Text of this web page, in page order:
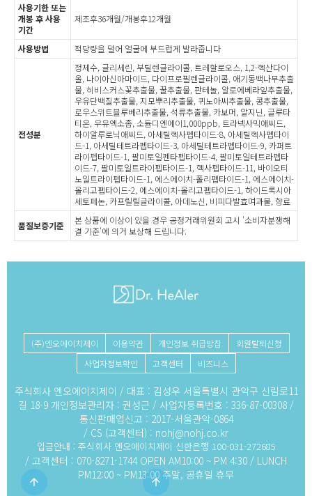
arrow_upward
사용기한 또는
개봉 후 사용
기간
제조후36개월/개봉후12개월
사용방법 적당량을 덜어 얼굴에 부드럽게 발라줍니다
전성분
정제수, 글리세린, 부틸렌글라이콜, 트레할로오스, 1,2-헥산다이
올, 나이아신아마이드, 다이프로필렌글라이콜, 애기동백나무추출
물, 히비스커스꽃추출물, 꿀추출물, 판테놀, 알로에베라잎추출물,
우유단백질추출물, 지모뿌리추출물, 퀴노아씨추출물, 콩추출물,
로우스위트블루베리추출물, 석류추출물, 카보머, 알지닌, 글루타
티온, 우유엑소좀, 소듐디엔에이1,000ppb, 트라넥사믹애씨드,
하이알루로닉애씨드, 아세틸헥사펩타이드-8, 아세틸헥사펩타이
드-1, 아세틸테트라펩타이드-3, 아세틸테트라펩타이드-9, 카퍼트
라이펩타이드-1, 팔미토일펜타펩타이드-4, 팔미토일테트라펩타
이드-7, 팔미토일트라이펩타이드-1, 헥사펩타이드-11, 바이오티
노일트라이펩타이드-1, 에스에이치-폴리펩타이드-1, 에스에이치-
올리고펩타이드-2, 에스에이치-올리고펩타이드-1, 하이드록시아
세토페논, 카프릴릴글라이콜, 아데노신, 비피다발효여과물, 향료
품질보증기준
본 상품에 이상이 있을 경우 공정거래위원회 고시 '소비자분쟁해
결 기준'에 의거 보상해 드립니다.
(주)엔오에이치제이 이용약관 개인정보 취급방침
회원탈퇴신청
사업자정보확인
고객센터 비즈니스
주식회사 엔오에이치제이 / 대표 : 김성우 서울특별시 관악구 신림로11
길 18-9 개인정보관리자 : 권성근 / 사업자등록번호 : 336-87-00308 /
통신판매업신고 : 2017-서울관악-0864
/ CS (고객센터) : nohj@nohj.co.kr
입금안내 : 주식회사 엔오에이치제이 신한은행 100-031-272685
/ 고객센터 : 070-8271-1744 OPEN AM10:00 ~ PM 4:30 / LUNCH
PM12:00 ~ PM13:00 주말, 공휴일 휴무
arrow_upward